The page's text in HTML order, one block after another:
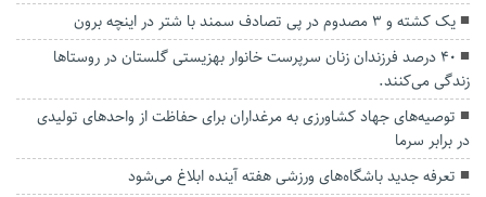
یک کشته و ۳ مصدوم در پی تصادف سمند با شتر در اینچه برون
۴۰ درصد فرزندان زنان سرپرست خانوار بهزیستی گلستان در روستاها
زندگی می‌کنند.
توصیه‌های جهاد کشاورزی به مرغداران برای حفاظت از واحد‌های تولیدی
در برابر سرما
تعرفه جدید باشگاه‌های ورزشی هفته آینده ابلاغ می‌شود